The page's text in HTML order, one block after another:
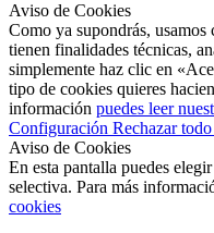
Aviso de Cookies
Como ya supondrás, usamos
tienen finalidades técnicas,
simplemente haz clic en
tipo de cookies quieres
información puedes leer
Configuración Rechazar todo
Aviso de Cookies
En esta pantalla puedes
selectiva. Para más
cookies